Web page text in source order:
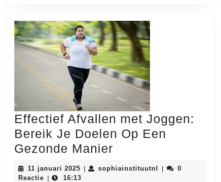
Effectief Afvallen met Joggen:
Bereik Je Doelen Op Een
Gezonde Manier
Afvallen
11 januari 2025 11
januari
| sophiainstituutnl sophiainstituutnl
|
0
Reactie
| 16:13